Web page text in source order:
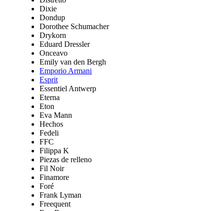
Dixie
Dondup
Dorothee Schumacher
Drykorn
Eduard Dressler
Onceavo
Emily van den Bergh
Emporio Armani
Esprit
Essentiel Antwerp
Eterna
Eton
Eva Mann
Hechos
Fedeli
FFC
Filippa K
Piezas de relleno
Fil Noir
Finamore
Foré
Frank Lyman
Freequent